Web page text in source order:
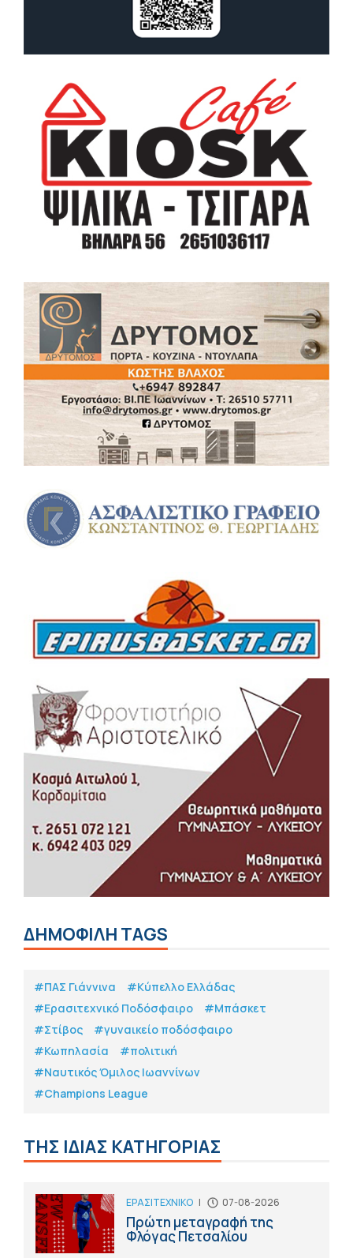
ΔΗΜΟΦΙΛΗ TAGS
#ΠΑΣ Γιάννινα
#Κύπελλο Ελλάδας
#Eρασιτεχνικό Ποδόσφαιρο
#Μπάσκετ
#Στίβος
#γυναικείο ποδόσφαιρο
#Κωπηλασία
#πολιτική
#Ναυτικός Όμιλος Ιωαννίνων
#Champions League
ΤΗΣ ΙΔΙΑΣ ΚΑΤΗΓΟΡΙΑΣ
ΕΡΑΣΙΤΕΧΝΙΚΟ | 07-08-2026
Πρώτη μεταγραφή της
Φλόγας Πετσαλίου